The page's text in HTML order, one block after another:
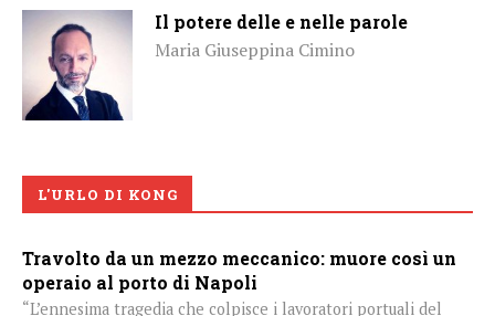
Il potere delle e nelle parole
Maria Giuseppina Cimino
L'URLO DI KONG
Travolto da un mezzo meccanico: muore così un
operaio al porto di Napoli
“L’ennesima tragedia che colpisce i lavoratori portuali del